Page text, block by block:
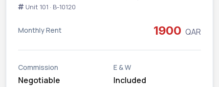
Unit 101 · B-10120
Monthly Rent 1900 QAR
Commission
Negotiable
E & W
Included